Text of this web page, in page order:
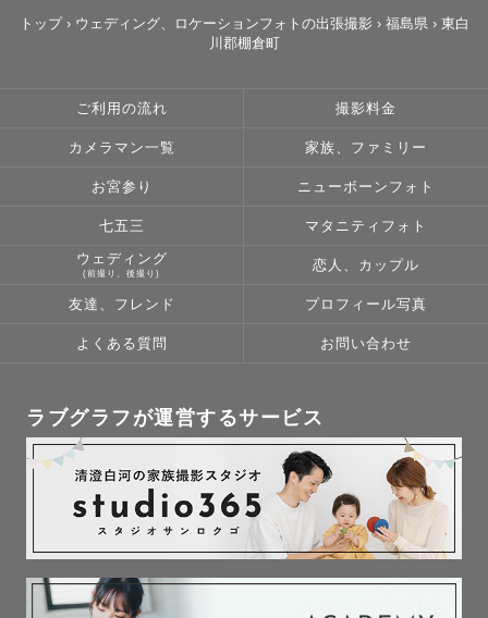
トップ› ウェディング、ロケーションフォトの出張撮影 › 福島県› 東白
川郡棚倉町
ご利用の流れ 撮影料金
カメラマン一覧 家族、ファミリー
お宮参り ニューボーンフォト
七五三 マタニティフォト
ウェディング
(前撮り、後撮り)
恋人、カップル
友達、フレンド プロフィール写真
よくある質問 お問い合わせ
ラブグラフが運営するサービス